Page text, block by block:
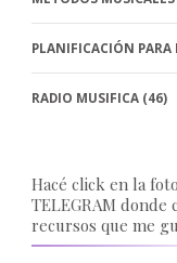
PLANIFICACIÓN PARA
RADIO MUSIFICA (46)
Hacé click en la
TELEGRAM
recursos que me